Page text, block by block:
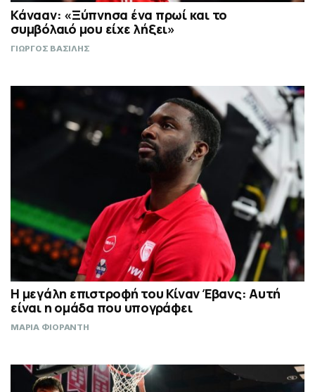
Κάνααν: «Ξύπνησα ένα πρωί και το
συμβόλαιό μου είχε λήξει»
ΓΙΩΡΓΟΣ ΒΑΣΙΛΗΣ
Η μεγάλη επιστροφή του Κίναν Έβανς: Αυτή
είναι η ομάδα που υπογράφει
ΜΑΡΙΑ ΦΙΟΡΑΝΤΗ